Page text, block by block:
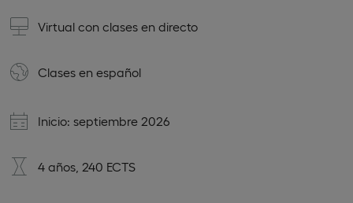
Virtual con clases en directo
Clases en español
Inicio: septiembre 2026
4 años, 240 ECTS